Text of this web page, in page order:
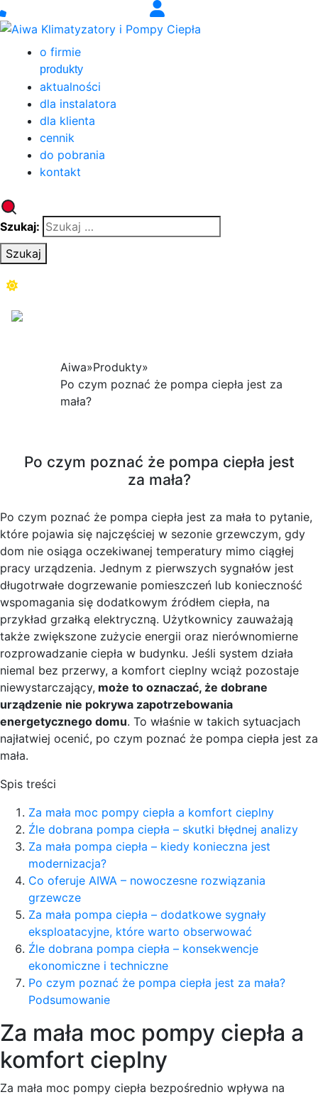
o firmie
produkty
aktualności
dla instalatora
dla klienta
cennik
do pobrania
kontakt
Szukaj:
Szukaj
Aiwa»Produkty»
Po czym poznać że pompa ciepła jest za
mała?
Po czym poznać że pompa ciepła jest
za mała?
Po czym poznać że pompa ciepła jest za mała to pytanie,
które pojawia się najczęściej w sezonie grzewczym, gdy
dom nie osiąga oczekiwanej temperatury mimo ciągłej
pracy urządzenia. Jednym z pierwszych sygnałów jest
długotrwałe dogrzewanie pomieszczeń lub konieczność
wspomagania się dodatkowym źródłem ciepła, na
przykład grzałką elektryczną. Użytkownicy zauważają
także zwiększone zużycie energii oraz nierównomierne
rozprowadzanie ciepła w budynku. Jeśli system działa
niemal bez przerwy, a komfort cieplny wciąż pozostaje
niewystarczający, może to oznaczać, że dobrane
urządzenie nie pokrywa zapotrzebowania
energetycznego domu. To właśnie w takich sytuacjach
najłatwiej ocenić, po czym poznać że pompa ciepła jest za
mała.
Spis treści
Za mała moc pompy ciepła a komfort cieplny
Źle dobrana pompa ciepła – skutki błędnej analizy
Za mała pompa ciepła – kiedy konieczna jest
modernizacja?
Co oferuje AIWA – nowoczesne rozwiązania
grzewcze
Za mała pompa ciepła – dodatkowe sygnały
eksploatacyjne, które warto obserwować
Źle dobrana pompa ciepła – konsekwencje
ekonomiczne i techniczne
Po czym poznać że pompa ciepła jest za mała?
Podsumowanie
Za mała moc pompy ciepła a
komfort cieplny
Za mała moc pompy ciepła bezpośrednio wpływa na